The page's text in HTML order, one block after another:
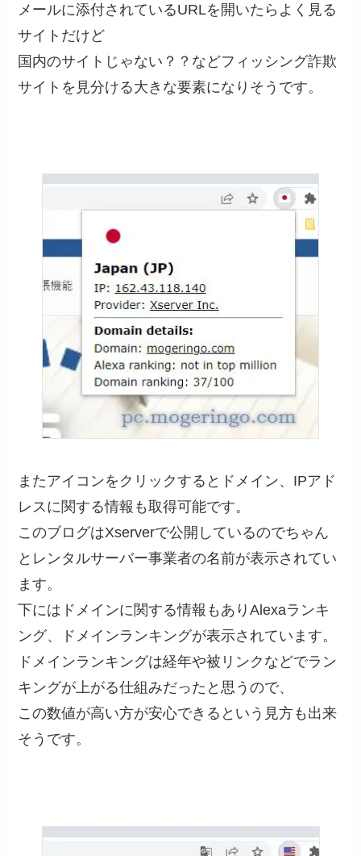
メールに添付されているURLを開いたらよく見る
サイトだけど
国内のサイトじゃない？？などフィッシング詐欺
サイトを見分ける大きな要素になりそうです。
またアイコンをクリックするとドメイン、IPアド
レスに関する情報も取得可能です。
このブログはXserverで公開しているのでちゃん
とレンタルサーバー事業者の名前が表示されてい
ます。
下にはドメインに関する情報もありAlexaランキ
ング、ドメインランキングが表示されています。
ドメインランキングは経年や被リンクなどでラン
キングが上がる仕組みだったと思うので、
この数値が高い方が安心できるという見方も出来
そうです。